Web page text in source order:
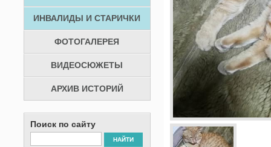
ИНВАЛИДЫ И СТАРИЧКИ
ФОТОГАЛЕРЕЯ
ВИДЕОСЮЖЕТЫ
АРХИВ ИСТОРИЙ
Поиск по сайту
НАЙТИ